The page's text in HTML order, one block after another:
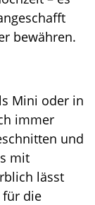
bewähren.
Mini oder in
immer
und
mit
lässt
für die